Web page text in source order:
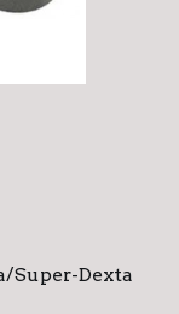
Super-Dexta